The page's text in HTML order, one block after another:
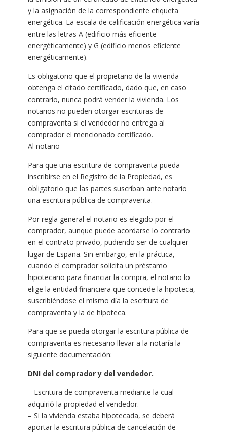
y la asignación de la correspondiente etiqueta
energética. La escala de calificación energética varía
entre las letras A (edificio más eficiente
energéticamente) y G (edificio menos eficiente
energéticamente).
Es obligatorio que el propietario de la vivienda
obtenga el citado certificado, dado que, en caso
contrario, nunca podrá vender la vivienda. Los
notarios no pueden otorgar escrituras de
compraventa si el vendedor no entrega al
comprador el mencionado certificado.
Al notario
Para que una escritura de compraventa pueda
inscribirse en el Registro de la Propiedad, es
obligatorio que las partes suscriban ante notario
una escritura pública de compraventa.
Por regla general el notario es elegido por el
comprador, aunque puede acordarse lo contrario
en el contrato privado, pudiendo ser de cualquier
lugar de España. Sin embargo, en la práctica,
cuando el comprador solicita un préstamo
hipotecario para financiar la compra, el notario lo
elige la entidad financiera que concede la hipoteca,
suscribiéndose el mismo día la escritura de
compraventa y la de hipoteca.
Para que se pueda otorgar la escritura pública de
compraventa es necesario llevar a la notaría la
siguiente documentación:
DNI del comprador y del vendedor.
– Escritura de compraventa mediante la cual
adquirió la propiedad el vendedor.
– Si la vivienda estaba hipotecada, se deberá
aportar la escritura pública de cancelación de